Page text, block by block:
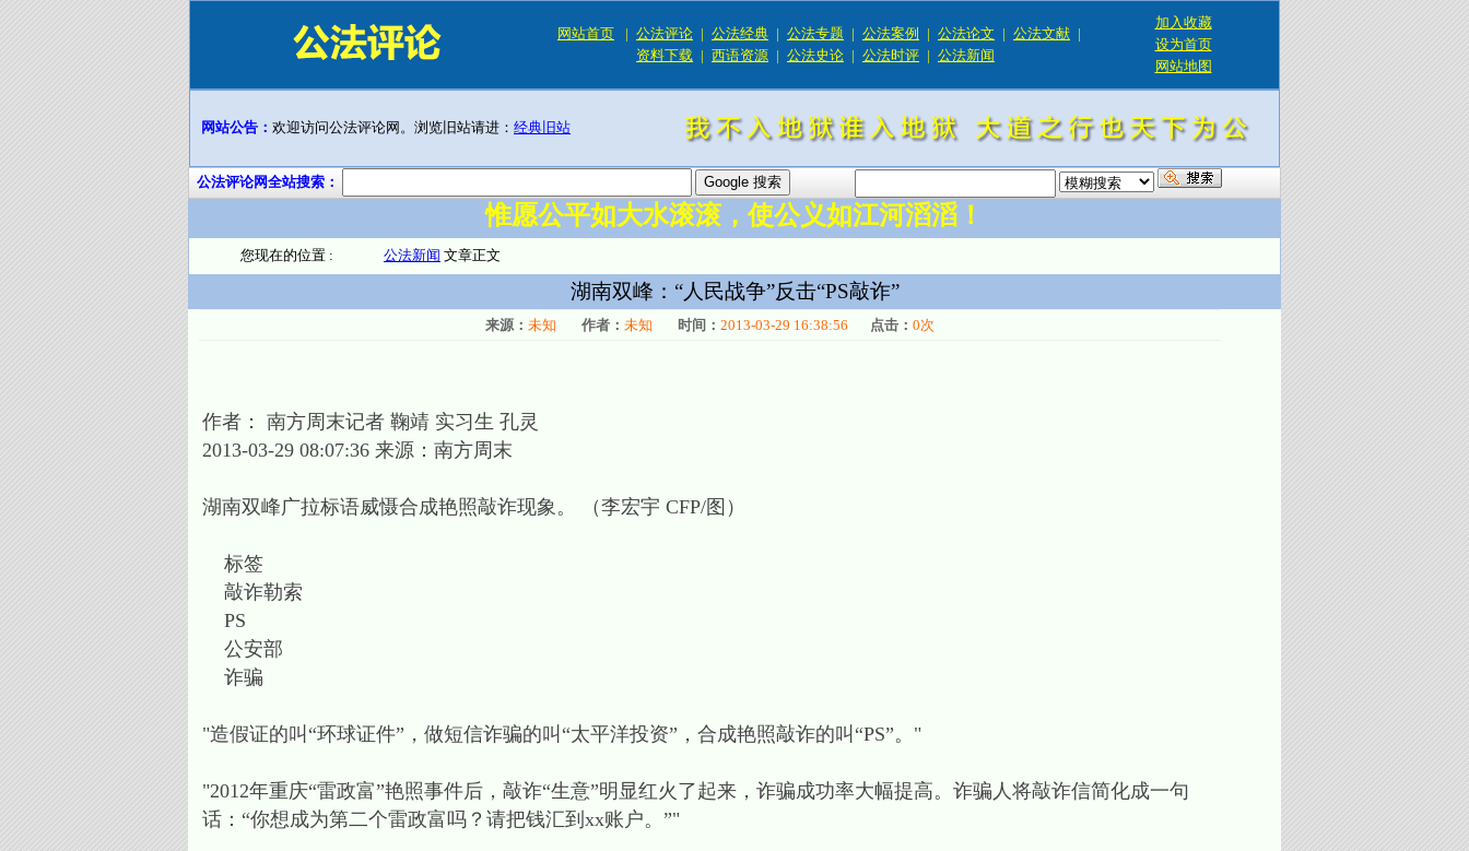
网站首页 | 公法评论 | 公法经典 | 公法专题 | 公法案例 | 公法论文 | 公法文献 |
资料下载 | 西语资源 | 公法史论 | 公法时评 | 公法新闻
加入收藏
设为首页
网站地图
网站公告： 欢迎访问公法评论网。浏览旧站请进： 经典旧站
公法评论网全站搜索：
惟愿公平如大水滚滚，使公义如江河滔滔！
您现在的位置 : 公法新闻 文章正文
湖南双峰：“人民战争”反击“PS敲诈”
来源： 未知 作者： 未知 时间： 2013-03-29 16:38:56 点击： 0次
作者： 南方周末记者 鞠靖 实习生 孔灵
2013-03-29 08:07:36 来源：南方周末
湖南双峰广拉标语威慑合成艳照敲诈现象。 （李宏宇 CFP/图）
标签
敲诈勒索
PS
公安部
诈骗
"造假证的叫“环球证件”，做短信诈骗的叫“太平洋投资”，合成艳照敲诈的叫“PS”。"
"2012年重庆“雷政富”艳照事件后，敲诈“生意”明显红火了起来，诈骗成功率大幅提高。诈骗人将敲诈信简化成一句
话：“你想成为第二个雷政富吗？请把钱汇到xx账户。”"